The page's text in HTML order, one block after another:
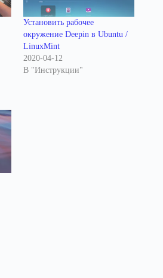
Установить рабочее
окружение Deepin в Ubuntu /
LinuxMint
2020-04-12
В "Инструкции"